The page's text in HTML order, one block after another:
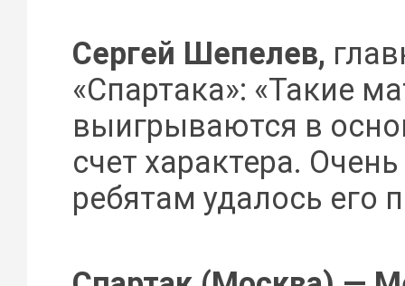
Сергей Шепелев,
«Спартака»: «Такие
выигрываются в
счет характера.
ребятам удалось его